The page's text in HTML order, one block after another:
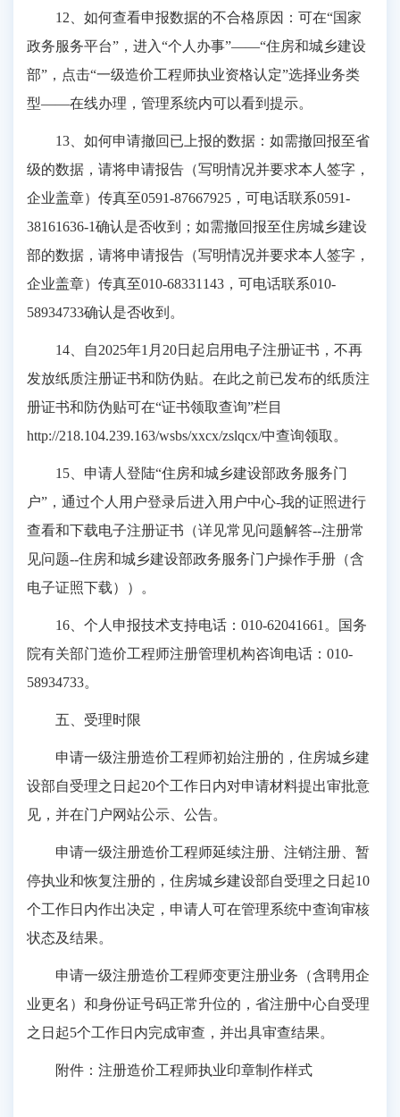
12、如何查看申报数据的不合格原因：可在“国家
政务服务平台”，进入“个人办事”——“住房和城乡建设
部”，点击“一级造价工程师执业资格认定”选择业务类
型——在线办理，管理系统内可以看到提示。
13、如何申请撤回已上报的数据：如需撤回报至省
级的数据，请将申请报告（写明情况并要求本人签字，
企业盖章）传真至0591-87667925，可电话联系0591-
38161636-1确认是否收到；如需撤回报至住房城乡建设
部的数据，请将申请报告（写明情况并要求本人签字，
企业盖章）传真至010-68331143，可电话联系010-
58934733确认是否收到。
14、自2025年1月20日起启用电子注册证书，不再
发放纸质注册证书和防伪贴。在此之前已发布的纸质注
册证书和防伪贴可在“证书领取查询”栏目
http://218.104.239.163/wsbs/xxcx/zslqcx/中查询领取。
15、申请人登陆“住房和城乡建设部政务服务门
户”，通过个人用户登录后进入用户中心-我的证照进行
查看和下载电子注册证书（详见常见问题解答--注册常
见问题--住房和城乡建设部政务服务门户操作手册（含
电子证照下载））。
16、个人申报技术支持电话：010-62041661。国务
院有关部门造价工程师注册管理机构咨询电话：010-
58934733。
五、受理时限
申请一级注册造价工程师初始注册的，住房城乡建
设部自受理之日起20个工作日内对申请材料提出审批意
见，并在门户网站公示、公告。
申请一级注册造价工程师延续注册、注销注册、暂
停执业和恢复注册的，住房城乡建设部自受理之日起10
个工作日内作出决定，申请人可在管理系统中查询审核
状态及结果。
申请一级注册造价工程师变更注册业务（含聘用企
业更名）和身份证号码正常升位的，省注册中心自受理
之日起5个工作日内完成审查，并出具审查结果。
附件：注册造价工程师执业印章制作样式